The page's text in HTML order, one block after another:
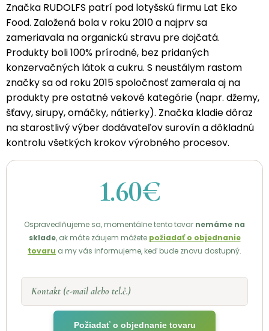
Značka RUDOLFS patrí pod lotyšskú firmu Lat Eko
Food. Založená bola v roku 2010 a najprv sa
zameriavala na organickú stravu pre dojčatá.
Produkty boli 100% prírodné, bez pridaných
konzervačných látok a cukru. S neustálym rastom
značky sa od roku 2015 spoločnosť zamerala aj na
produkty pre ostatné vekové kategórie (napr. džemy,
šťavy, sirupy, omáčky, nátierky). Značka kladie dôraz
na starostlivý výber dodávateľov surovín a dôkladnú
kontrolu všetkých krokov výrobného procesov.
1.60€
Ospravedlňujeme sa, momentálne tento tovar nemáme na
sklade, ak máte záujem môžete požiadať o objednanie
tovaru a my vás informujeme, keď bude znovu dostupný.
Kontakt (e-mail alebo tel.č.)
Požiadať o objednanie tovaru